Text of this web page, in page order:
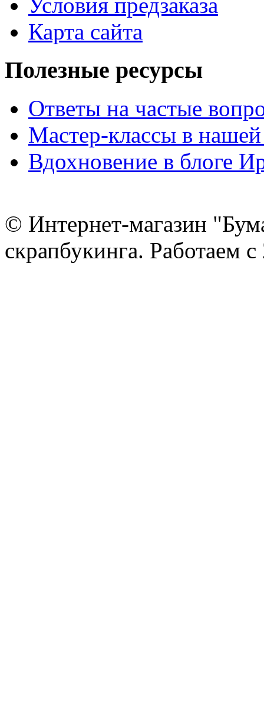
Условия предзаказа
Карта сайта
Полезные ресурсы
Ответы на частые
Мастер-классы в нашей
Вдохновение в блоге
© Интернет-магазин
скрапбукинга. Работаем с